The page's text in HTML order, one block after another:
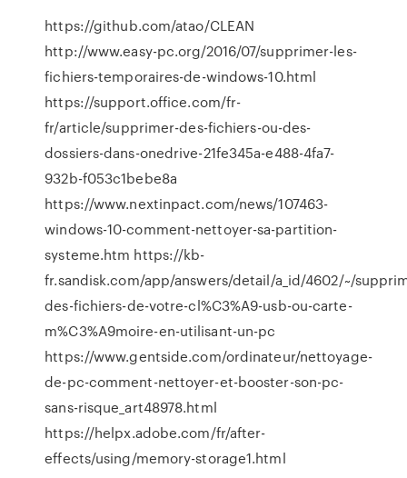
https://github.com/atao/CLEAN
http://www.easy-pc.org/2016/07/supprimer-les-
fichiers-temporaires-de-windows-10.html
https://support.office.com/fr-
fr/article/supprimer-des-fichiers-ou-des-
dossiers-dans-onedrive-21fe345a-e488-4fa7-
932b-f053c1bebe8a
https://www.nextinpact.com/news/107463-
windows-10-comment-nettoyer-sa-partition-
systeme.htm https://kb-
fr.sandisk.com/app/answers/detail/a_id/4602/~/
des-fichiers-de-votre-cl%C3%A9-usb-ou-carte-
m%C3%A9moire-en-utilisant-un-pc
https://www.gentside.com/ordinateur/nettoyage-
de-pc-comment-nettoyer-et-booster-son-pc-
sans-risque_art48978.html
https://helpx.adobe.com/fr/after-
effects/using/memory-storage1.html